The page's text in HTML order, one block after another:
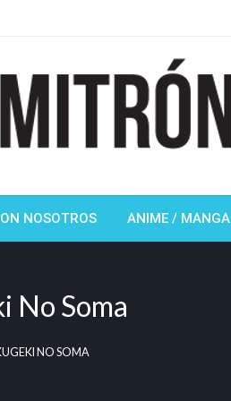
NOSOTROS ANIME / MANGA
No Soma
NO SOMA